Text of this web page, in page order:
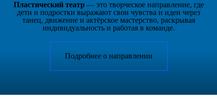
Пластический театр— это творческое направление, где
дети и подростки выражают свои чувства и идеи через
танец, движение и актёрское мастерство, раскрывая
индивидуальность и работая в команде.
Подробнее о направлении